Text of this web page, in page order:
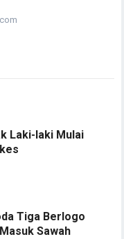
Laki-laki Mulai
Tiga Berlogo
Sawah